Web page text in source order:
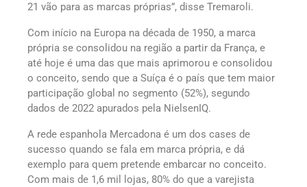
21 vão para as marcas próprias”, disse Tremaroli.
Com início na Europa na década de 1950, a marca
própria se consolidou na região a partir da França, e
até hoje é uma das que mais aprimorou e consolidou
o conceito, sendo que a Suíça é o país que tem maior
participação global no segmento (52%), segundo
dados de 2022 apurados pela NielsenIQ.
A rede espanhola Mercadona é um dos cases de
sucesso quando se fala em marca própria, e dá
exemplo para quem pretende embarcar no conceito.
Com mais de 1,6 mil lojas, 80% do que a varejista